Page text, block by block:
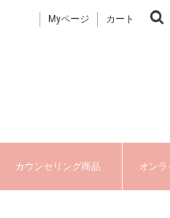
Myページ カート
カウンセリング商品 オン